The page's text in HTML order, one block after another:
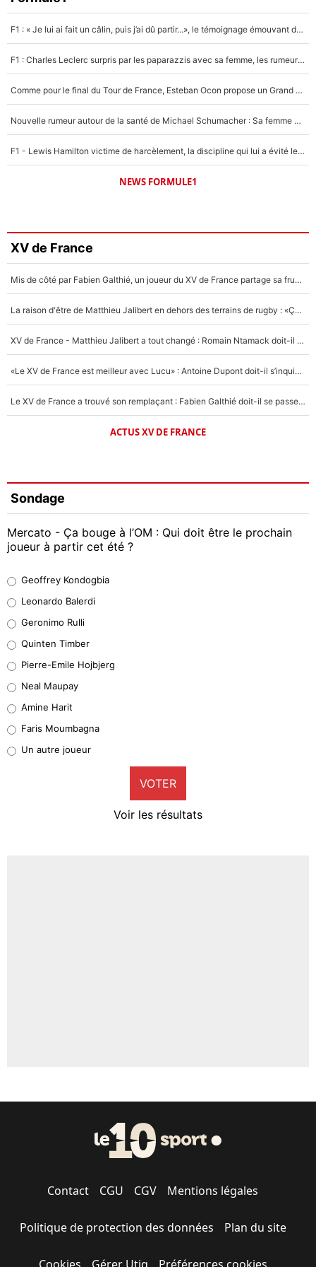
F1 : « Je lui ai fait un câlin, puis j’ai dû partir...», le témoignage émouvant de Max Verstappen sur sa fille
F1 : Charles Leclerc surpris par les paparazzis avec sa femme, les rumeurs étaient vraies !
Comme pour le final du Tour de France, Esteban Ocon propose un Grand Prix de Formule 1 à Paris : «Autour de l’Arc de Triomphe, ce serait génial» !
Nouvelle rumeur autour de la santé de Michael Schumacher : Sa femme Corinna sort du silence
F1 - Lewis Hamilton victime de harcèlement, la discipline qui lui a évité le pire : «J'aurais probablement mal tourné»
NEWS FORMULE1
XV de France
Mis de côté par Fabien Galthié, un joueur du XV de France partage sa frustration : «ils ne me l’ont pas dit tout de suite»
La raison d'être de Matthieu Jalibert en dehors des terrains de rugby : «Ça m'atteint autant que si tu touches à un membre de ma famille»
XV de France - Matthieu Jalibert a tout changé : Romain Ntamack doit-il s’inquiéter pour sa place à un an de la Coupe du monde ?
«Le XV de France est meilleur avec Lucu» : Antoine Dupont doit-il s’inquiéter pour sa place ?
Le XV de France a trouvé son remplaçant : Fabien Galthié doit-il se passer d'Antoine Dupont ?
ACTUS XV DE FRANCE
Sondage
Mercato - Ça bouge à l’OM : Qui doit être le prochain
joueur à partir cet été ?
38%
32%
5%
1%
9%
Geoffrey Kondogbia
Leonardo Balerdi
Geronimo Rulli
Quinten Timber
Pierre-Emile Hojbjerg
Neal Maupay
Amine Harit
Faris Moumbagna
Un autre joueur
VOTER
Voir les résultats
Contact CGU CGV Mentions légales
Politique de protection des données Plan du site